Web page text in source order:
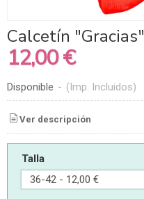
Calcetín "Gracias"
12,00 €
Disponible - (Imp. Incluidos)
Ver descripción
Talla